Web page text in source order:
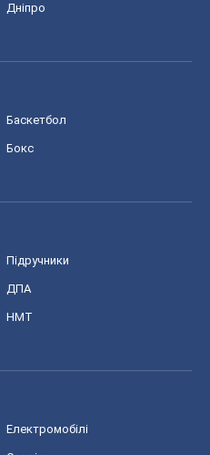
Дніпро
Баскетбол
Бокс
Підручники
ДПА
НМТ
Електромобілі